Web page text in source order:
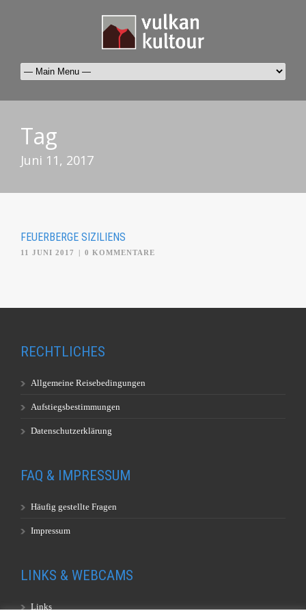
Tag
Juni 11, 2017
FEUERBERGE SIZILIENS
11 JUNI 2017 0 KOMMENTARE
RECHTLICHES
Allgemeine Reisebedingungen
Aufstiegsbestimmungen
Datenschutzerklärung
FAQ & IMPRESSUM
Häufig gestellte Fragen
Impressum
LINKS & WEBCAMS
Links